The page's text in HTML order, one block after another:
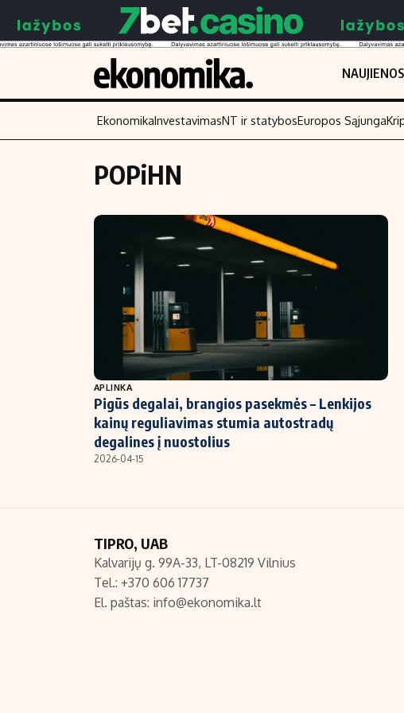
NAUJIENOS
Turinys
Naujienos
Energetika
Ekonomika
NT ir statybos
Finansai
Įmonės
Žemės ūkis
Technologijos
Laisvalaikis
EkonomikaInvestavimasNT ir statybosEuropos Sąjunga
POPiHN
APLINKA
Pigūs degalai, brangios pasekmės – Lenkijos
kainų reguliavimas stumia autostradų
degalines į nuostolius
2026-04-15
TIPRO, UAB
Kalvarijų g. 99A-33, LT-08219 Vilnius
Tel.: +370 606 17737
El. paštas: info@ekonomika.lt